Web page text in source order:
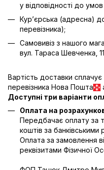
у відповідності до
Кур’єрська (адресна)
перевізника);
Самовивіз з нашого
вул. Тараса Шевченка,
Вартість доставки
перевізника Нова Пошта
Доступні три варіанти
Оплата на
Передбачає оплату за
коштів за банківськими
Оплата за замовлення
реквізитами Фізичної